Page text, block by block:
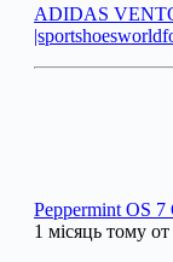
ADIDAS
Peppermint OS
1 місяць тому